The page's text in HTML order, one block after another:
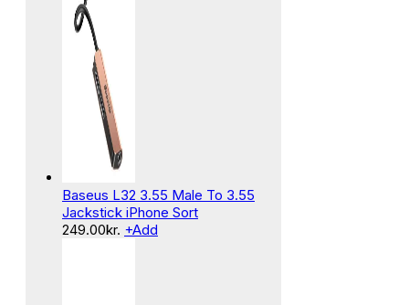
Baseus L32 3.55 Male To 3.55
Jackstick iPhone Sort
249.00kr. +Add